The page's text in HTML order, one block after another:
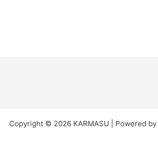
Copyright © 2026 KARMASU | Powered by